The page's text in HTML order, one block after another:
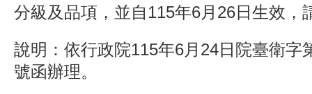
分級及品項，並自115年6月26日生效，
說明：依行政院115年6月24日院臺衛字
號函辦理。